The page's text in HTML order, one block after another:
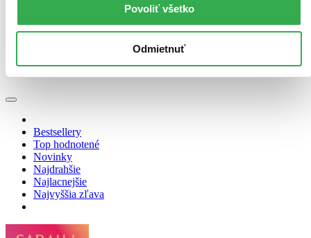
Povoliť všetko
Odmietnuť
krabička 4
Zúžiť výber
Zoradiť
Bestsellery
Top hodnotené
Novinky
Najdrahšie
Najlacnejšie
Najvyššia zľava